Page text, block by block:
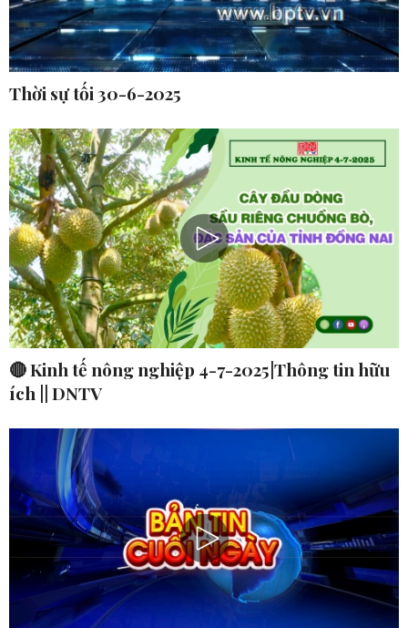
Thời sự tối 30-6-2025
🔴 Kinh tế nông nghiệp 4-7-2025|Thông tin hữu
ích || DNTV